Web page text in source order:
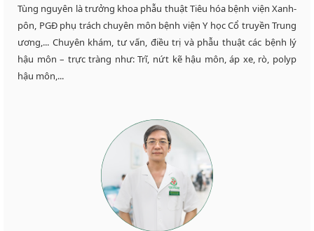
Tùng nguyên là trưởng khoa phẫu thuật Tiêu hóa bệnh viện Xanh-
pôn, PGĐ phụ trách chuyên môn bệnh viện Y học Cổ truyền Trung
ương,... Chuyên khám, tư vấn, điều trị và phẫu thuật các bệnh lý
hậu môn – trực tràng như: Trĩ, nứt kẽ hậu môn, áp xe, rò, polyp
hậu môn,...